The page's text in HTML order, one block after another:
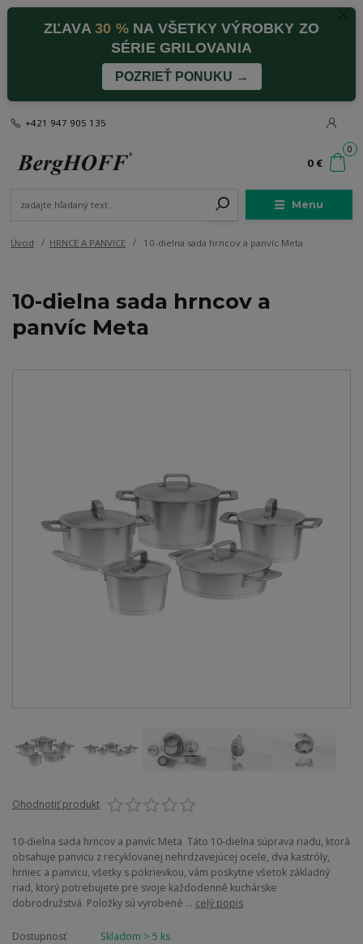
ZĽAVA30 %NA VŠETKY VÝROBKY ZO
SÉRIE GRILOVANIA
POZRIEŤ PONUKU →
Menu
+421 947 905 135
0
0 €
Úvod HRNCE A PANVICE 10-dielna sada hrncov a panvíc Meta
10-dielna sada hrncov a
panvíc Meta
Ohodnotiť produkt
10-dielna sada hrncov a panvíc Meta Táto 10-dielna súprava riadu, ktorá
obsahuje panvicu z recyklovanej nehrdzavejúcej ocele, dva kastróly,
hrniec a panvicu, všetky s pokrievkou, vám poskytne všetok základný
riad, ktorý potrebujete pre svoje každodenné kuchárske
dobrodružstvá. Položky sú vyrobené ... celý popis
Dostupnosť Skladom > 5 ks